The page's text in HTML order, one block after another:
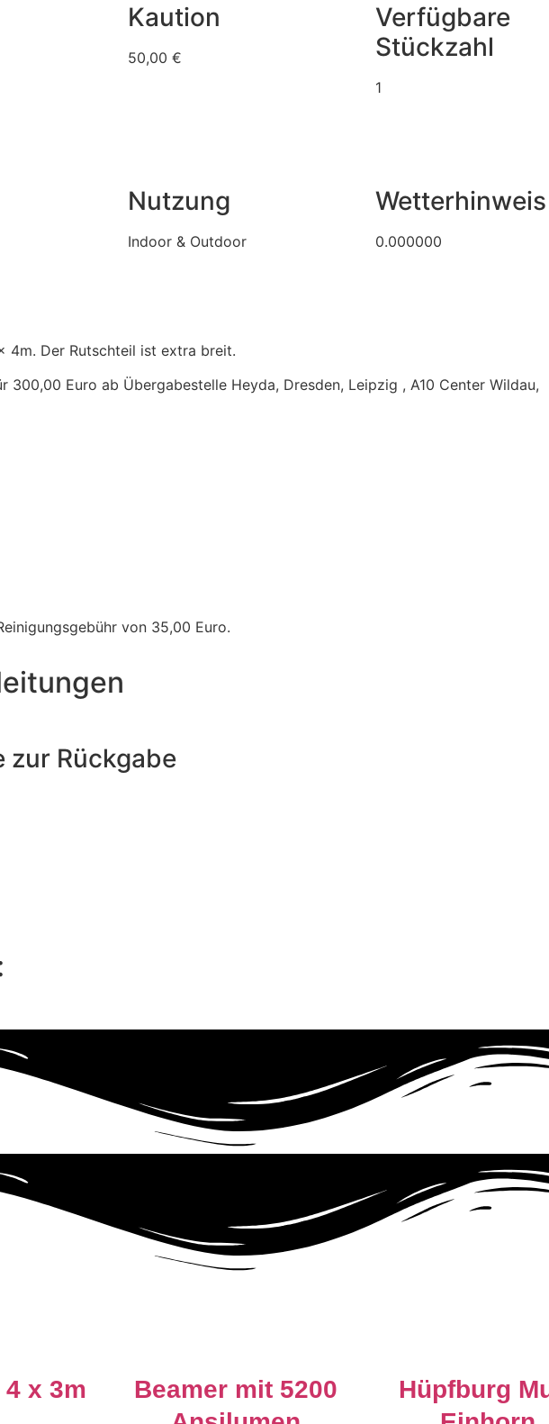
Kaution
50,00 €
Verfügbare
Stückzahl
1
Nutzung
Indoor & Outdoor
Wetterhinweis
0.000000
4m. Der Rutschteil ist extra breit.
Euro ab Übergabestelle Heyda, Dresden, Leipzig , A10 Center Wildau,
von 35,00 Euro.
Rückgabe
x 3m
Beamer mit 5200
Hüpfburg